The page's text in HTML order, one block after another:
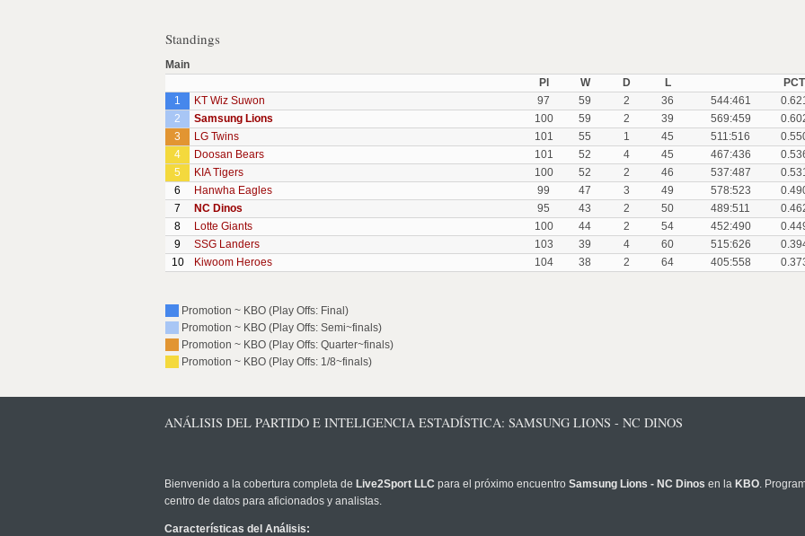
Standings
Main
Pl
W D L
PCT
1
KT Wiz Suwon 97 59 2 36 544:461
2
Samsung Lions 100 59 2 39 569:459
3
LG Twins 101 55 1 45 511:516
4
Doosan Bears 101 52 4 45 467:436
5
KIA Tigers 100 52 2 46 537:487
6
Hanwha Eagles 99 47 3 49 578:523
7
NC Dinos 95 43 2 50 489:511
8
Lotte Giants 100 44 2 54 452:490
9
SSG Landers 103 39 4 60 515:626
10
Kiwoom Heroes 104 38 2 64 405:558
Promotion ~ KBO (Play Offs: Final)
Promotion ~ KBO (Play Offs: Semi~finals)
Promotion ~ KBO (Play Offs: Quarter~finals)
Promotion ~ KBO (Play Offs: 1/8~finals)
ANÁLISIS DEL PARTIDO E INTELIGENCIA ESTADÍSTICA: SAMSUNG LIONS - NC DINOS
Bienvenido a la cobertura completa de Live2Sport LLC para el próximo encuentro Samsung Lions - NC Dinos en la KBO.
centro de datos para aficionados y analistas.
Características del Análisis: